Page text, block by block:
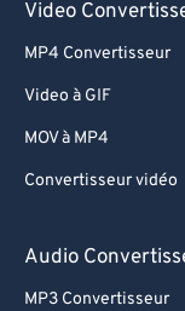
Video
MP4 Convertisseur
Video à GIF
MOV à MP4
Convertisseur vidéo
Audio
MP3 Convertisseur